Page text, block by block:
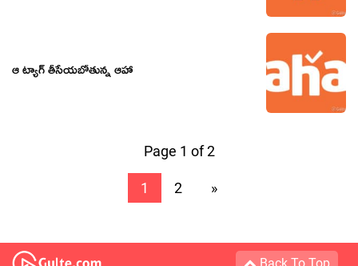
ఆ ట్యాగ్ తీసేయబోతున్న ఆహా
Page 1 of 2
1 2 »
Back To Top